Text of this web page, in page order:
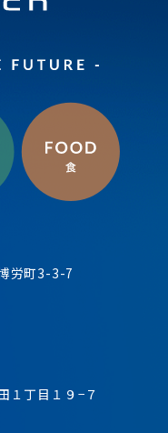
労町3-3-7
１丁目１９−７